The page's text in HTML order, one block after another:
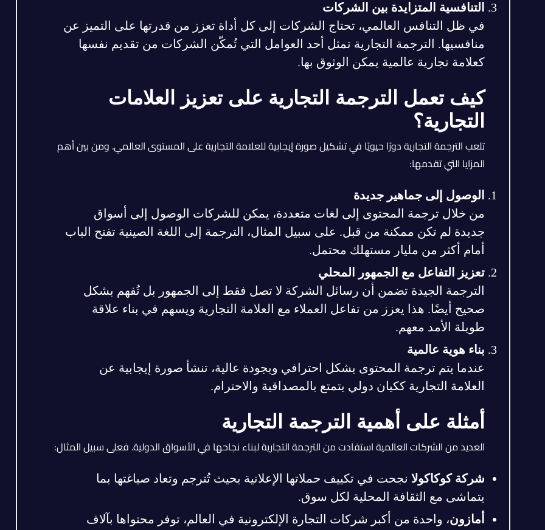
التنافسية المتزايدة بين الشركات
في ظل التنافس العالمي، تحتاج الشركات إلى كل أداة تعزز من قدرتها على التميز عن
منافسيها. الترجمة التجارية تمثل أحد العوامل التي تُمكّن الشركات من تقديم نفسها
كعلامة تجارية عالمية يمكن الوثوق بها.
كيف تعمل الترجمة التجارية على تعزيز العلامات
التجارية؟
تلعب الترجمة التجارية دورًا حيويًا في تشكيل صورة إيجابية للعلامة التجارية على المستوى العالمي. ومن بين أهم
المزايا التي تقدمها:
الوصول إلى جماهير جديدة
من خلال ترجمة المحتوى إلى لغات متعددة، يمكن للشركات الوصول إلى أسواق
جديدة لم تكن ممكنة من قبل. على سبيل المثال، الترجمة إلى اللغة الصينية تفتح الباب
أمام أكثر من مليار مستهلك محتمل.
تعزيز التفاعل مع الجمهور المحلي
الترجمة الجيدة تضمن أن رسائل الشركة لا تصل فقط إلى الجمهور بل تُفهم بشكل
صحيح أيضًا. هذا يعزز من تفاعل العملاء مع العلامة التجارية ويسهم في بناء علاقة
طويلة الأمد معهم.
بناء هوية عالمية
عندما يتم ترجمة المحتوى بشكل احترافي وبجودة عالية، تنشأ صورة إيجابية عن
العلامة التجارية ككيان دولي يتمتع بالمصداقية والاحترام.
أمثلة على أهمية الترجمة التجارية
العديد من الشركات العالمية استفادت من الترجمة التجارية لبناء نجاحها في الأسواق الدولية. فعلى سبيل المثال:
شركة كوكاكولا نجحت في تكييف حملاتها الإعلانية بحيث تُترجم وتعاد صياغتها بما
يتماشى مع الثقافة المحلية لكل سوق.
أمازون، واحدة من أكبر شركات التجارة الإلكترونية في العالم، توفر محتواها بآلاف